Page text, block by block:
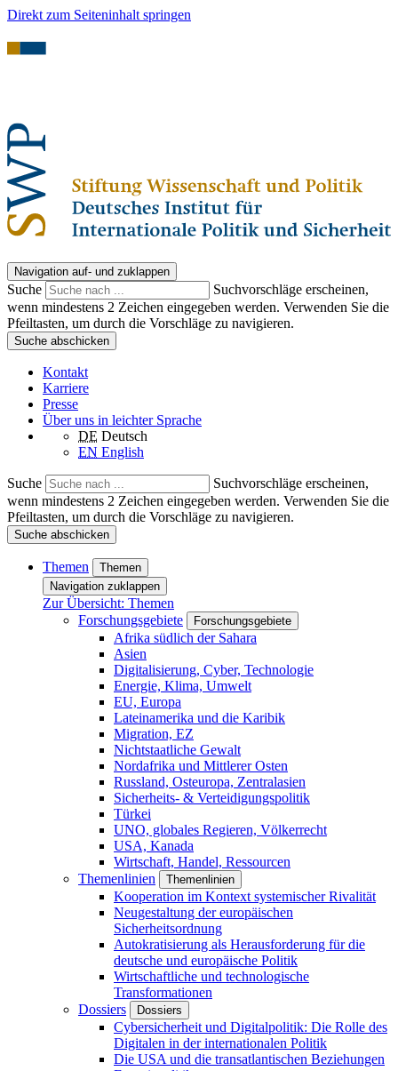
Direkt zum Seiteninhalt springen
Navigation auf- und zuklappen
Suche
Suchvorschläge erscheinen,
wenn mindestens 2 Zeichen eingegeben werden. Verwenden Sie die
Pfeiltasten, um durch die Vorschläge zu navigieren.
Suche abschicken
Kontakt
Karriere
Presse
Über uns in leichter Sprache
DE Deutsch
EN English
Suche
Suchvorschläge erscheinen,
wenn mindestens 2 Zeichen eingegeben werden. Verwenden Sie die
Pfeiltasten, um durch die Vorschläge zu navigieren.
Suche abschicken
Themen
Themen
Navigation zuklappen
Zur Übersicht: Themen
Forschungsgebiete
Forschungsgebiete
Afrika südlich der Sahara
Asien
Digitalisierung, Cyber, Technologie
Energie, Klima, Umwelt
EU, Europa
Lateinamerika und die Karibik
Migration, EZ
Nichtstaatliche Gewalt
Nordafrika und Mittlerer Osten
Russland, Osteuropa, Zentralasien
Sicherheits- & Verteidigungspolitik
Türkei
UNO, globales Regieren, Völkerrecht
USA, Kanada
Wirtschaft, Handel, Ressourcen
Themenlinien
Themenlinien
Kooperation im Kontext systemischer Rivalität
Neugestaltung der europäischen
Sicherheitsordnung
Autokratisierung als Herausforderung für die
deutsche und europäische Politik
Wirtschaftliche und technologische
Transformationen
Dossiers
Dossiers
Cybersicherheit und Digitalpolitik: Die Rolle des
Digitalen in der internationalen Politik
Die USA und die transatlantischen Beziehungen